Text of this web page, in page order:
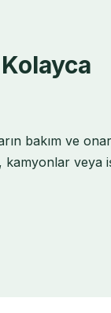
bakım ve
kamyonlar veya